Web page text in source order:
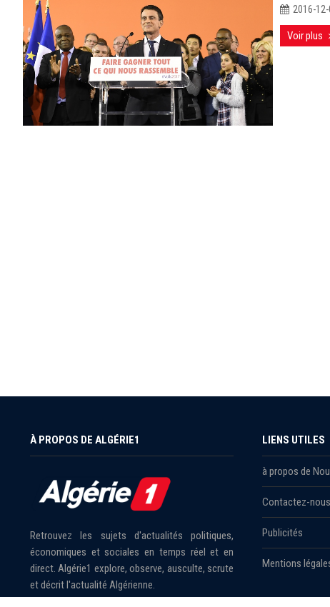
2016-
Voir plus
À PROPOS DE ALGÉRIE1
Retrouvez les sujets d'actualités politiques,
économiques et sociales en temps réel et en
direct. Algérie1 explore, observe, ausculte, scrute
et décrit l'actualité Algérienne.
LIENS UTILES
à propos de
Contactez-nous
Publicités
Mentions